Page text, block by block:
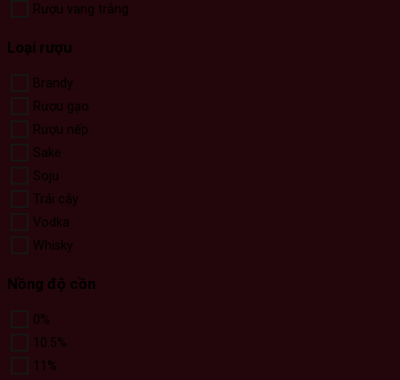
Rượu vang trắng
Loại rượu
Brandy
Rượu gạo
Rượu nếp
Sake
Soju
Trái cây
Vodka
Whisky
Nồng độ cồn
0%
10.5%
11%